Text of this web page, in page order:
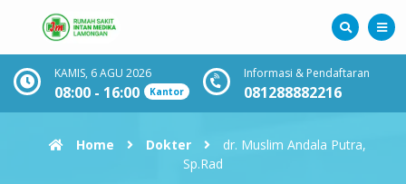
KAMIS, 6 AGU 2026
08:00 - 16:00 Kantor
Informasi & Pendaftaran
081288882216
Home Dokter
dr. Muslim Andala Putra,
Sp.Rad